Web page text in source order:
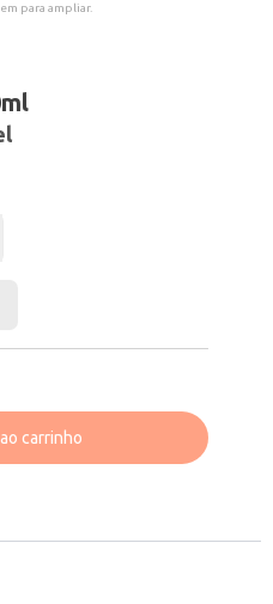
para ampliar.
carrinho